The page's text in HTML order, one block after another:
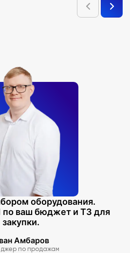
определяемой Статьей
оборудования.
по ваш бюджет и ТЗ для
закупки.
Амбаров
по продажам